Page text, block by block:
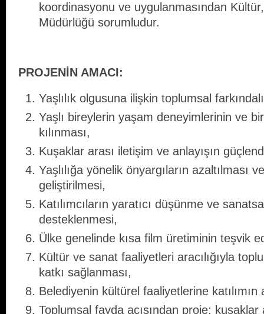
koordinasyonu ve uygulanmasından
Müdürlüğü sorumludur.
PROJENİN AMACI:
Yaşlılık olgusuna ilişkin toplumsal
Yaşlı bireylerin yaşam deneyimlerinin ve
kılınması,
Kuşaklar arası iletişim ve anlayışın
Yaşlılığa yönelik önyargıların azaltılması
geliştirilmesi,
Katılımcıların yaratıcı düşünme ve
desteklenmesi,
Ülke genelinde kısa film üretiminin teşvik
Kültür ve sanat faaliyetleri aracılığıyla
katkı sağlanması,
Belediyenin kültürel faaliyetlerine katılımın
Toplumsal fayda açısından proje; kuşaklar